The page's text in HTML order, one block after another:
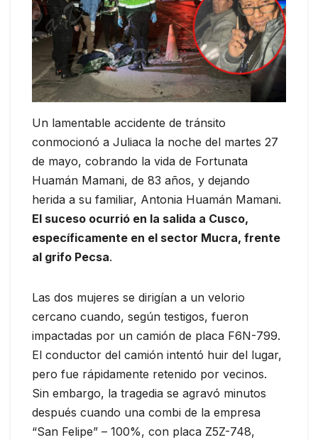
Un lamentable accidente de tránsito
conmocionó a Juliaca la noche del martes 27
de mayo, cobrando la vida de Fortunata
Huamán Mamani, de 83 años, y dejando
herida a su familiar, Antonia Huamán Mamani.
El suceso ocurrió en la salida a Cusco,
específicamente en el sector Mucra, frente
al grifo Pecsa.
Las dos mujeres se dirigían a un velorio
cercano cuando, según testigos, fueron
impactadas por un camión de placa F6N-799.
El conductor del camión intentó huir del lugar,
pero fue rápidamente retenido por vecinos.
Sin embargo, la tragedia se agravó minutos
después cuando una combi de la empresa
“San Felipe” – 100%, con placa Z5Z-748,